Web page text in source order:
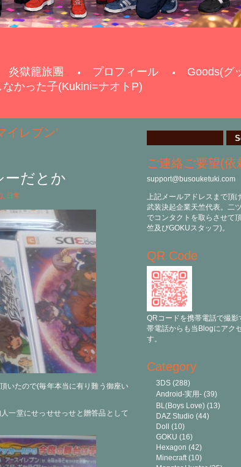
炎獄籠旅團 プロフィール
Goods(グ
なかった子(Kukini=ナオトP)
イレブン’
ーだとか
日常
いたので(毎年本当に有り難う御座い
一堂にせっせせっせと贈答品として
ご連絡ご要望(依
support@busouketuki.com
上記メールアドレスまで頂け
武装決起企業天竺代表。二
でコンタクトを取らさせて
竺及びGOKUスタッフ)。
QR Code
QRコードを携帯電話で撮影
帯電話からも当Blogにアク
す。
Category
3DS (288)
Android-実用- (39)
BL(Boys Love) (13)
DAZ Studio (44)
Doll
(10)
GOKU (16)
Hexagon (42)
Minecraft(10)